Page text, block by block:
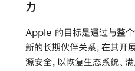
力
Apple 的目标是通过与整
新的长期伙伴关系，在其开
源安全，以恢复生态系统、